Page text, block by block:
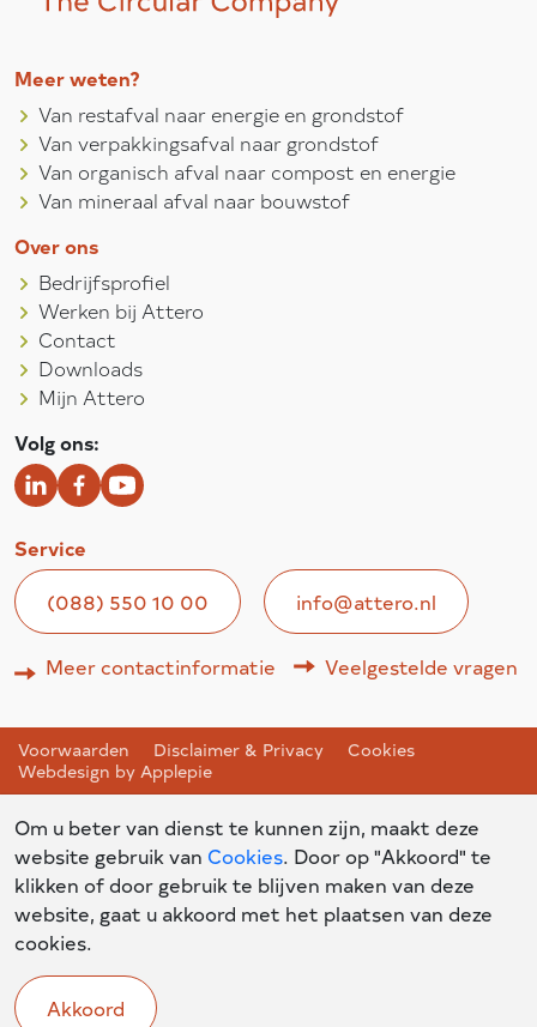
Meer weten?
Van restafval naar energie en grondstof
Van verpakkingsafval naar grondstof
Van organisch afval naar compost en energie
Van mineraal afval naar bouwstof
Over ons
Bedrijfsprofiel
Werken bij Attero
Contact
Downloads
Mijn Attero
Volg ons:
Service
(088) 550 10 00 info@attero.nl
Meer contactinformatie Veelgestelde vragen
Voorwaarden Disclaimer & Privacy
Cookies
Webdesign by Applepie
Om u beter van dienst te kunnen zijn, maakt deze
website gebruik van Cookies. Door op "Akkoord" te
klikken of door gebruik te blijven maken van deze
website, gaat u akkoord met het plaatsen van deze
cookies.
Akkoord